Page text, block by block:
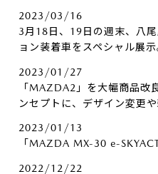
2023/03/16
3月18日、19日の週末、八
ョン装着車をスペシャル展示
2023/01/27
「MAZDA2」を大幅商品改
ンセプトに、デザイン変更
2023/01/13
「MAZDA MX-30 e-
2022/12/22